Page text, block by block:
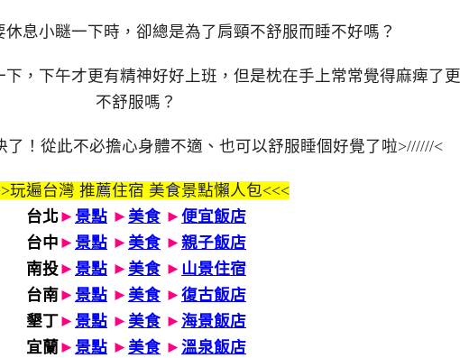
息小瞇一下時，卻總是為了肩頸不舒服而睡不好嗎？
，下午才更有精神好好上班，但是枕在手上常常覺得麻痺了更
不舒服嗎？
了！從此不必擔心身體不適、也可以舒服睡個好覺了啦>//////<
玩遍台灣 推薦住宿 美食景點懶人包<<<
台北► 景點 ► 美食 ► 便宜飯店
台中 ► 景點 ► 美食 ► 親子飯店
南投► 景點 ► 美食 ► 山景住宿
台南► 景點 ► 美食 ► 復古飯店
墾丁► 景點 ► 美食 ► 海景飯店
宜蘭 ► 景點 ► 美食 ► 溫泉飯店